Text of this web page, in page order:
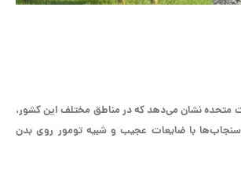
متحده نشان می‌دهد که در مناطق مختلف این کشور،
با ضایعات عجیب و شبیه تومور روی بدن